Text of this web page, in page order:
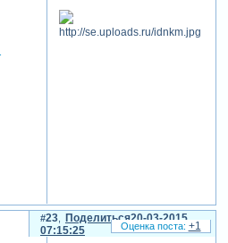
Поделиться
23
20-03-2015
07:15:25
+1